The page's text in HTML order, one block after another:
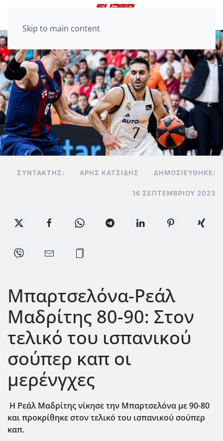
Skip to main content
ΣΥΝΤΆΚΤΗΣ: ΆΡΗΣ ΚΑΤΣΊΔΗΣ ΔΗΜΟΣΙΕΎΘΗΚΕ:
16 ΣΕΠΤΕΜΒΡΊΟΥ 2023
Μπαρτσελόνα-Ρεάλ
Μαδρίτης 80-90: Στον
τελικό του ισπανικού
σούπερ καπ οι
μερένγχες
Η Ρεάλ Μαδρίτης νίκησε την Μπαρτσελόνα με 90-80
και προκρίθηκε στον τελικό του ισπανικού σούπερ
καπ.